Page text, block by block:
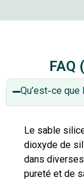
Qu’est-ce
Le sable
dioxyde de
dans
pureté et de